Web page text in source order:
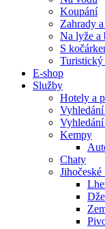
Koupání
Zahrady
Na lyže a
S
E-shop
Služby
Hotely a
Kempy
Chaty